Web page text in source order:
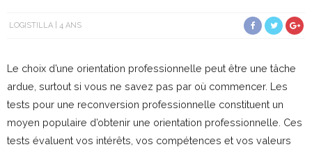
LOGISTILLA 4 ANS
Le choix d’une orientation professionnelle peut être une tâche
ardue, surtout si vous ne savez pas par où commencer. Les
tests pour une reconversion professionnelle constituent un
moyen populaire d’obtenir une orientation professionnelle. Ces
tests évaluent vos intérêts, vos compétences et vos valeurs